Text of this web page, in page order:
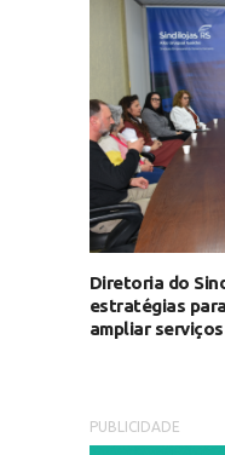
Diretoria do
estratégias
ampliar
PUBLICIDADE